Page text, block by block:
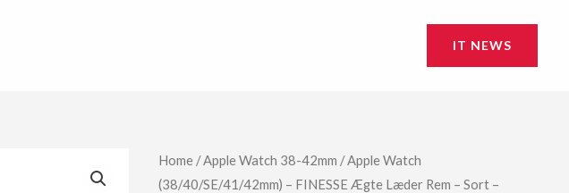
IT NEWS
Home /Apple Watch 38-42mm / Apple Watch
(38/40/SE/41/42mm) – FINESSE Ægte Læder Rem – Sort –